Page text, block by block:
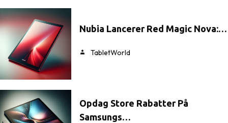
Nubia Lancerer Red Magic Nova:…
TabletWorld
Opdag Store Rabatter På
Samsungs…